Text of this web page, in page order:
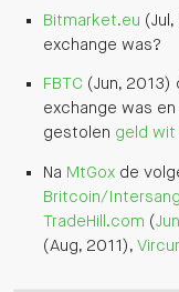
Bitmarket.eu
exchange was?
FBTC (Jun,
exchange was
gestolen geld wit
Na MtGox de
Britcoin/
TradeHill.com (
(Aug, 2011),